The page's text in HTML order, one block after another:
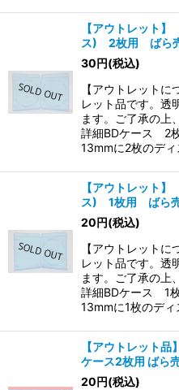
【アウトレット
ス) 2枚用 ばら
30円(税込)
【アウトレット
レット品です。透
ます。ご了承の上
詳細BDケース 2
13mmに2枚のデ
【アウトレット
ス) 1枚用 ばら
20円(税込)
【アウトレット
レット品です。透
ます。ご了承の上
詳細BDケース 1
13mmに1枚のデ
【アウトレット
ケース2枚用 ばら
20円(税込)